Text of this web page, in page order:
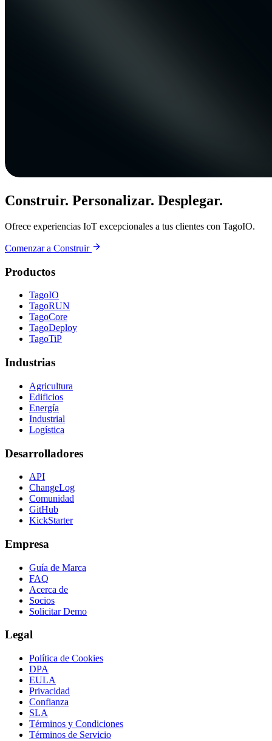
Construir. Personalizar. Desplegar.
Ofrece experiencias IoT excepcionales a tus clientes con TagoIO.
Comenzar a Construir
Productos
TagoIO
TagoRUN
TagoCore
TagoDeploy
TagoTiP
Industrias
Agricultura
Edificios
Energía
Industrial
Logística
Desarrolladores
API
ChangeLog
Comunidad
GitHub
KickStarter
Empresa
Guía de Marca
FAQ
Acerca de
Socios
Solicitar Demo
Legal
Política de Cookies
DPA
EULA
Privacidad
Confianza
SLA
Términos y Condiciones
Términos de Servicio